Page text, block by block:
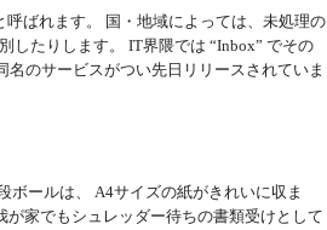
ばれます。 国・地域によっては、未処理の
したりします。 IT界隈では “Inbox” でその
名のサービスがつい先日リリースされていま
ボールは、 A4サイズの紙がきれいに収ま
家でもシュレッダー待ちの書類受けとして